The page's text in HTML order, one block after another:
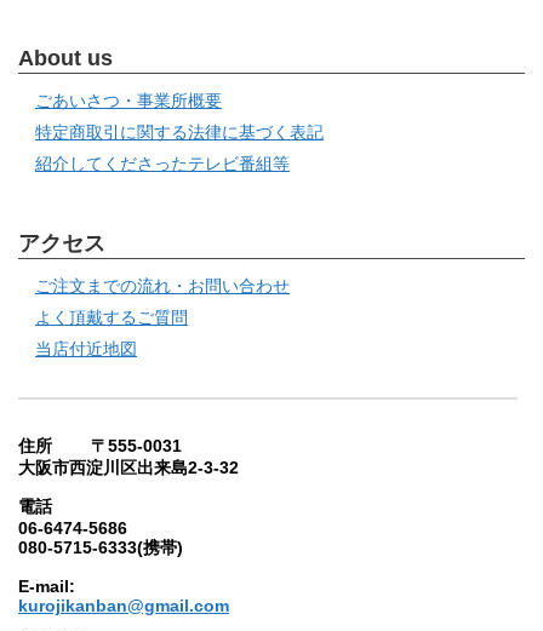
About us
ごあいさつ・事業所概要
特定商取引に関する法律に基づく表記
紹介してくださったテレビ番組等
アクセス
ご注文までの流れ・お問い合わせ
よく頂戴するご質問
当店付近地図
住所 〒555-0031
大阪市西淀川区出来島2-3-32
電話
06-6474-5686
080-5715-6333(携帯)
E-mail:
kurojikanban@gmail.com